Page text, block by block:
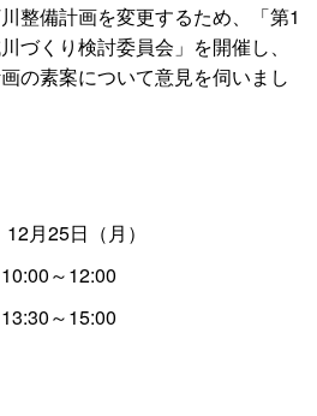
整備計画を変更するため、「第1
づくり検討委員会」を開催し、
の素案について意見を伺いまし
月25日（月）
10:00～12:00
13:30～15:00